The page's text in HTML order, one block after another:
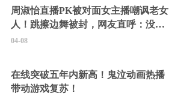
周淑怡直播PK被对面女主播嘲讽老女
人！跳擦边舞被封，网友直呼：没边
硬擦封的好！
04-08
在线突破五年内新高！鬼泣动画热播
带动游戏复苏！